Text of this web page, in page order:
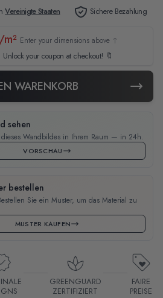
Vereinigte Staaten Sichere Bezahlung
Enter your dimensions above ↑
Unlock your coupon at checkout! 🔖
WARENKORB
sehen
dieses Wandbildes in Ihrem Raum — in 24h.
VORSCHAU
bestellen
Sie ein Muster, um das Material zu
MUSTER KAUFEN
GREENGUARD
ZERTIFIZIERT
FAIRE
PREISE